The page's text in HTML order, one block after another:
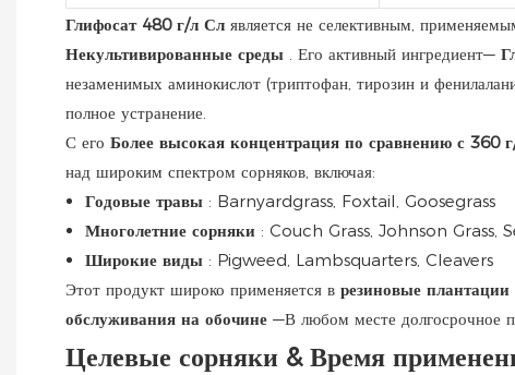
Глифосат 480 г/л Сл является не селективным,
Некультивированные среды . Его активный ингредиент—
незаменимых аминокислот (триптофан, тирозин и
полное устранение.
С его Более высокая концентрация по сравнению с 360
над широким спектром сорняков, включая:
Годовые травы : Barnyardgrass, Foxtail, Goosegrass
Многолетние сорняки : Couch Grass, Johnson Grass,
Широкие виды : Pigweed, Lambsquarters, Cleavers
Этот продукт широко применяется в резиновые плантации
обслуживания на обочине —В любом месте долгосрочное
Целевые сорняки & Время